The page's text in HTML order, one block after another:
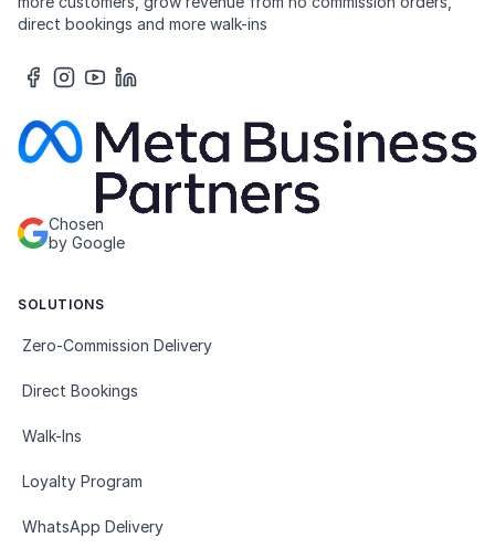
direct bookings and more walk-ins
Chosen
by Google
SOLUTIONS
Zero-Commission Delivery
Direct Bookings
Walk-Ins
Loyalty Program
WhatsApp Delivery